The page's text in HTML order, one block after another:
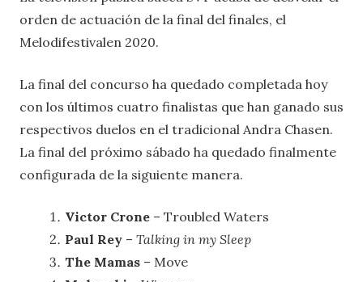
orden de actuación de la final del finales, el
Melodifestivalen 2020.
La final del concurso ha quedado completada hoy
con los últimos cuatro finalistas que han ganado sus
respectivos duelos en el tradicional Andra Chasen.
La final del próximo sábado ha quedado finalmente
configurada de la siguiente manera.
Victor Crone – Troubled Waters
Paul Rey – Talking in my Sleep
The Mamas – Move